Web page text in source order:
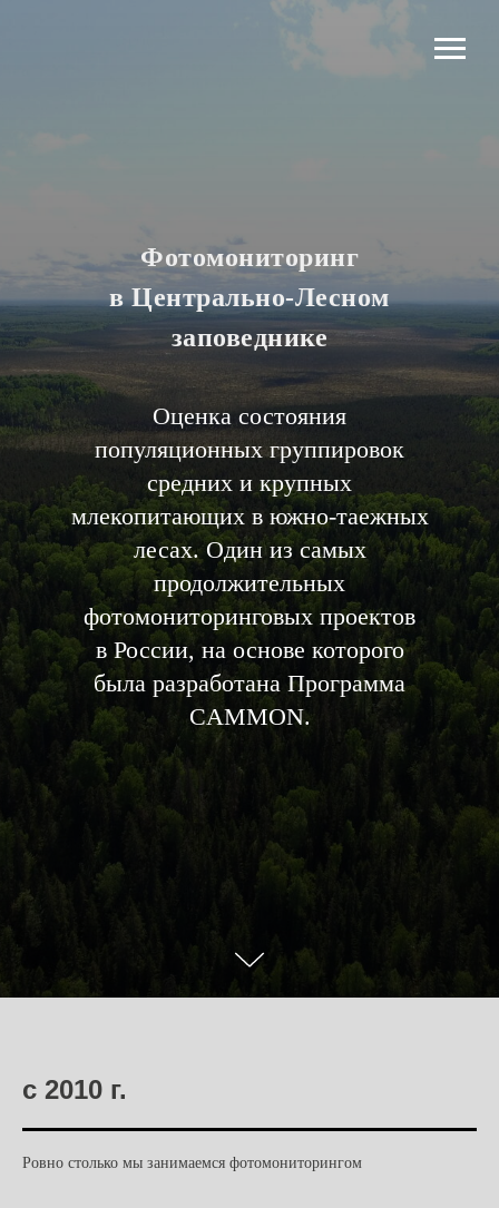
Фотомониторинг
в Центрально-Лесном
заповеднике
Оценка состояния
популяционных группировок
средних и крупных
млекопитающих в южно-таежных
лесах. Один из самых
продолжительных
фотомониторинговых проектов
в России, на основе которого
была разработана Программа
CAMMON.
с 2010 г.
Ровно столько мы занимаемся фотомониторингом